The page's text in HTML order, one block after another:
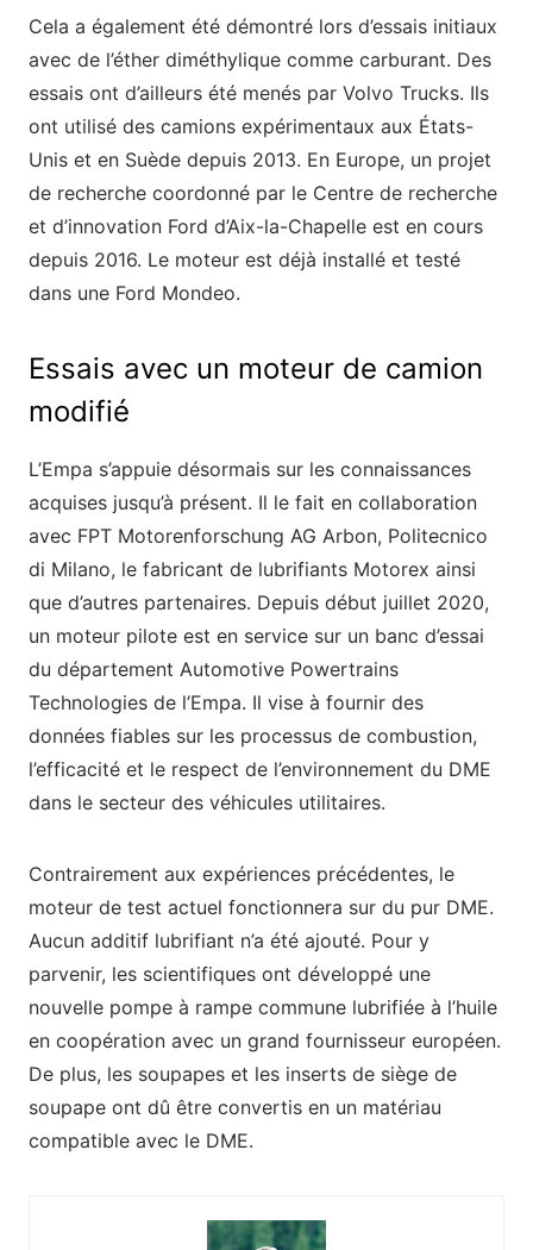
Cela a également été démontré lors d’essais initiaux
avec de l’éther diméthylique comme carburant. Des
essais ont d’ailleurs été menés par Volvo Trucks. Ils
ont utilisé des camions expérimentaux aux États-
Unis et en Suède depuis 2013. En Europe, un projet
de recherche coordonné par le Centre de recherche
et d’innovation Ford d’Aix-la-Chapelle est en cours
depuis 2016. Le moteur est déjà installé et testé
dans une Ford Mondeo.
Essais avec un moteur de camion
modifié
L’Empa s’appuie désormais sur les connaissances
acquises jusqu’à présent. Il le fait en collaboration
avec FPT Motorenforschung AG Arbon, Politecnico
di Milano, le fabricant de lubrifiants Motorex ainsi
que d’autres partenaires. Depuis début juillet 2020,
un moteur pilote est en service sur un banc d’essai
du département Automotive Powertrains
Technologies de l’Empa. Il vise à fournir des
données fiables sur les processus de combustion,
l’efficacité et le respect de l’environnement du DME
dans le secteur des véhicules utilitaires.
Contrairement aux expériences précédentes, le
moteur de test actuel fonctionnera sur du pur DME.
Aucun additif lubrifiant n’a été ajouté. Pour y
parvenir, les scientifiques ont développé une
nouvelle pompe à rampe commune lubrifiée à l’huile
en coopération avec un grand fournisseur européen.
De plus, les soupapes et les inserts de siège de
soupape ont dû être convertis en un matériau
compatible avec le DME.